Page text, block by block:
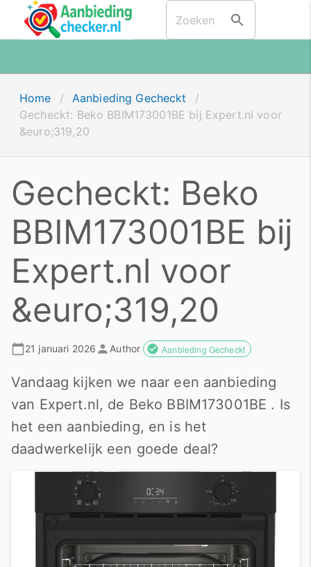
Home / Aanbieding Gecheckt
/
Gecheckt: Beko BBIM173001BE bij Expert.nl voor
&euro;319,20
Gecheckt: Beko
BBIM173001BE bij
Expert.nl voor
&euro;319,20
21 januari 2026 Author Aanbieding Gecheckt
Vandaag kijken we naar een aanbieding
van Expert.nl, de Beko BBIM173001BE . Is
het een aanbieding, en is het
daadwerkelijk een goede deal?